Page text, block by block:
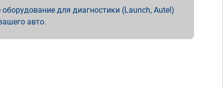
для диагностики (Launch, Autel)
авто.